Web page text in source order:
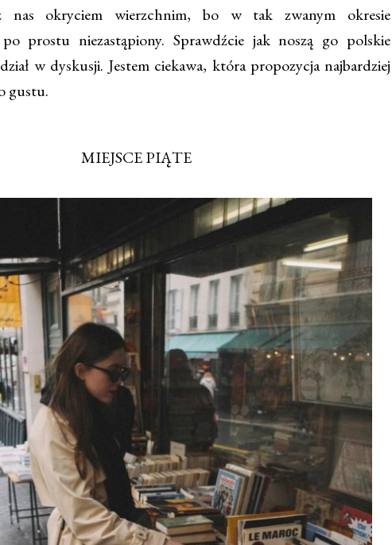
nas okryciem wierzchnim, bo w tak zwanym okresie
prostu niezastąpiony. Sprawdźcie jak noszą go polskie
w dyskusji. Jestem ciekawa, która propozycja najbardziej
gustu.
MIEJSCE PIĄTE